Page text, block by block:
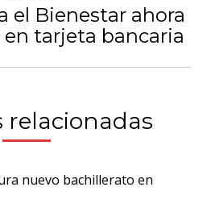
Publicación
siguiente:
el Bienestar ahora
tarjeta bancaria
relacionadas
nuevo bachillerato en